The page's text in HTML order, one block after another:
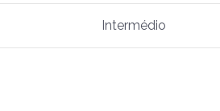
Intermédio